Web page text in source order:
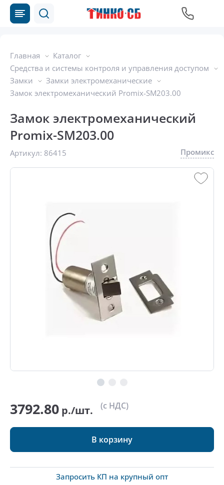
Главная
Каталог
Средства и системы контроля и управления доступом
Замки
Замки электромеханические
Замок электромеханический Promix-SM203.00
Замок электромеханический
Promix-SM203.00
Артикул: 86415 Промикс
3792.80 р./шт. (с НДС)
В корзину
Запросить КП на крупный опт